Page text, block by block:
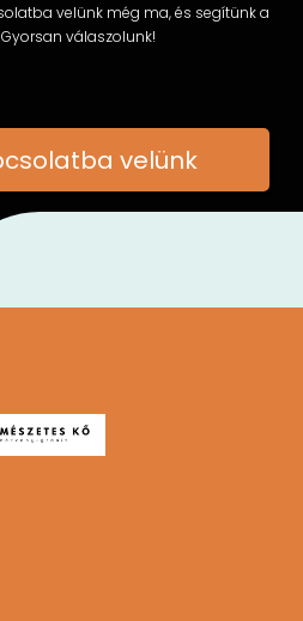
velünk még ma, és segítünk a
válaszolunk!
velünk